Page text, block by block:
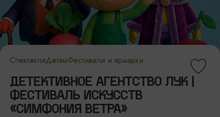
СпектаклиДетямФестивали и ярмарки
ДЕТЕКТИВНОЕ АГЕНТСТВО ЛУК |
ФЕСТИВАЛЬ ИСКУССТВ
«СИМФОНИЯ ВЕТРА»